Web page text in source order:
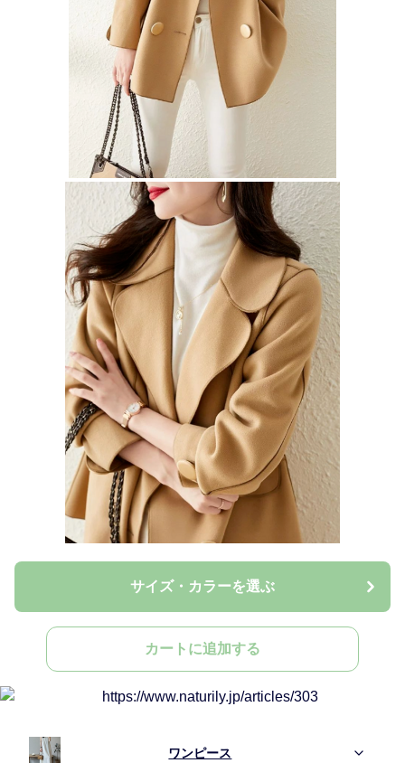
サイズ・カラーを選ぶ
カートに追加する
ワンピース